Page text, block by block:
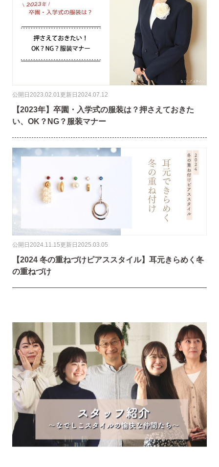
公開日 2023.02.01更新日 2024.07.12
【2023年】卒園・入学式の服装は？押さえておきた
い、OK？NG？服装マナー
公開日 2024.11.15更新日 2025.03.05
【2024 冬の重ねづけピアススタイル】耳元きらめく冬
の重ねづけ